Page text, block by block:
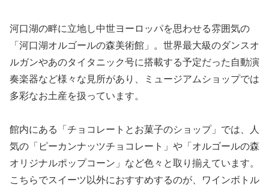
河口湖の畔に立地し中世ヨーロッパを思わせる雰囲気の
「河口湖オルゴールの森美術館」。世界最大級のダンスオ
ルガンやあのタイタニック号に搭載する予定だった自動演
奏楽器など様々な見所があり、ミュージアムショップでは
多彩なお土産を扱っています。
館内にある「チョコレートとお菓子のショップ」では、人
気の「ピーカンナッツチョコレート」や「オルゴールの森
オリジナルポップコーン」など色々と取り揃えています。
こちらでスイーツ以外におすすめするのが、ワインボトル